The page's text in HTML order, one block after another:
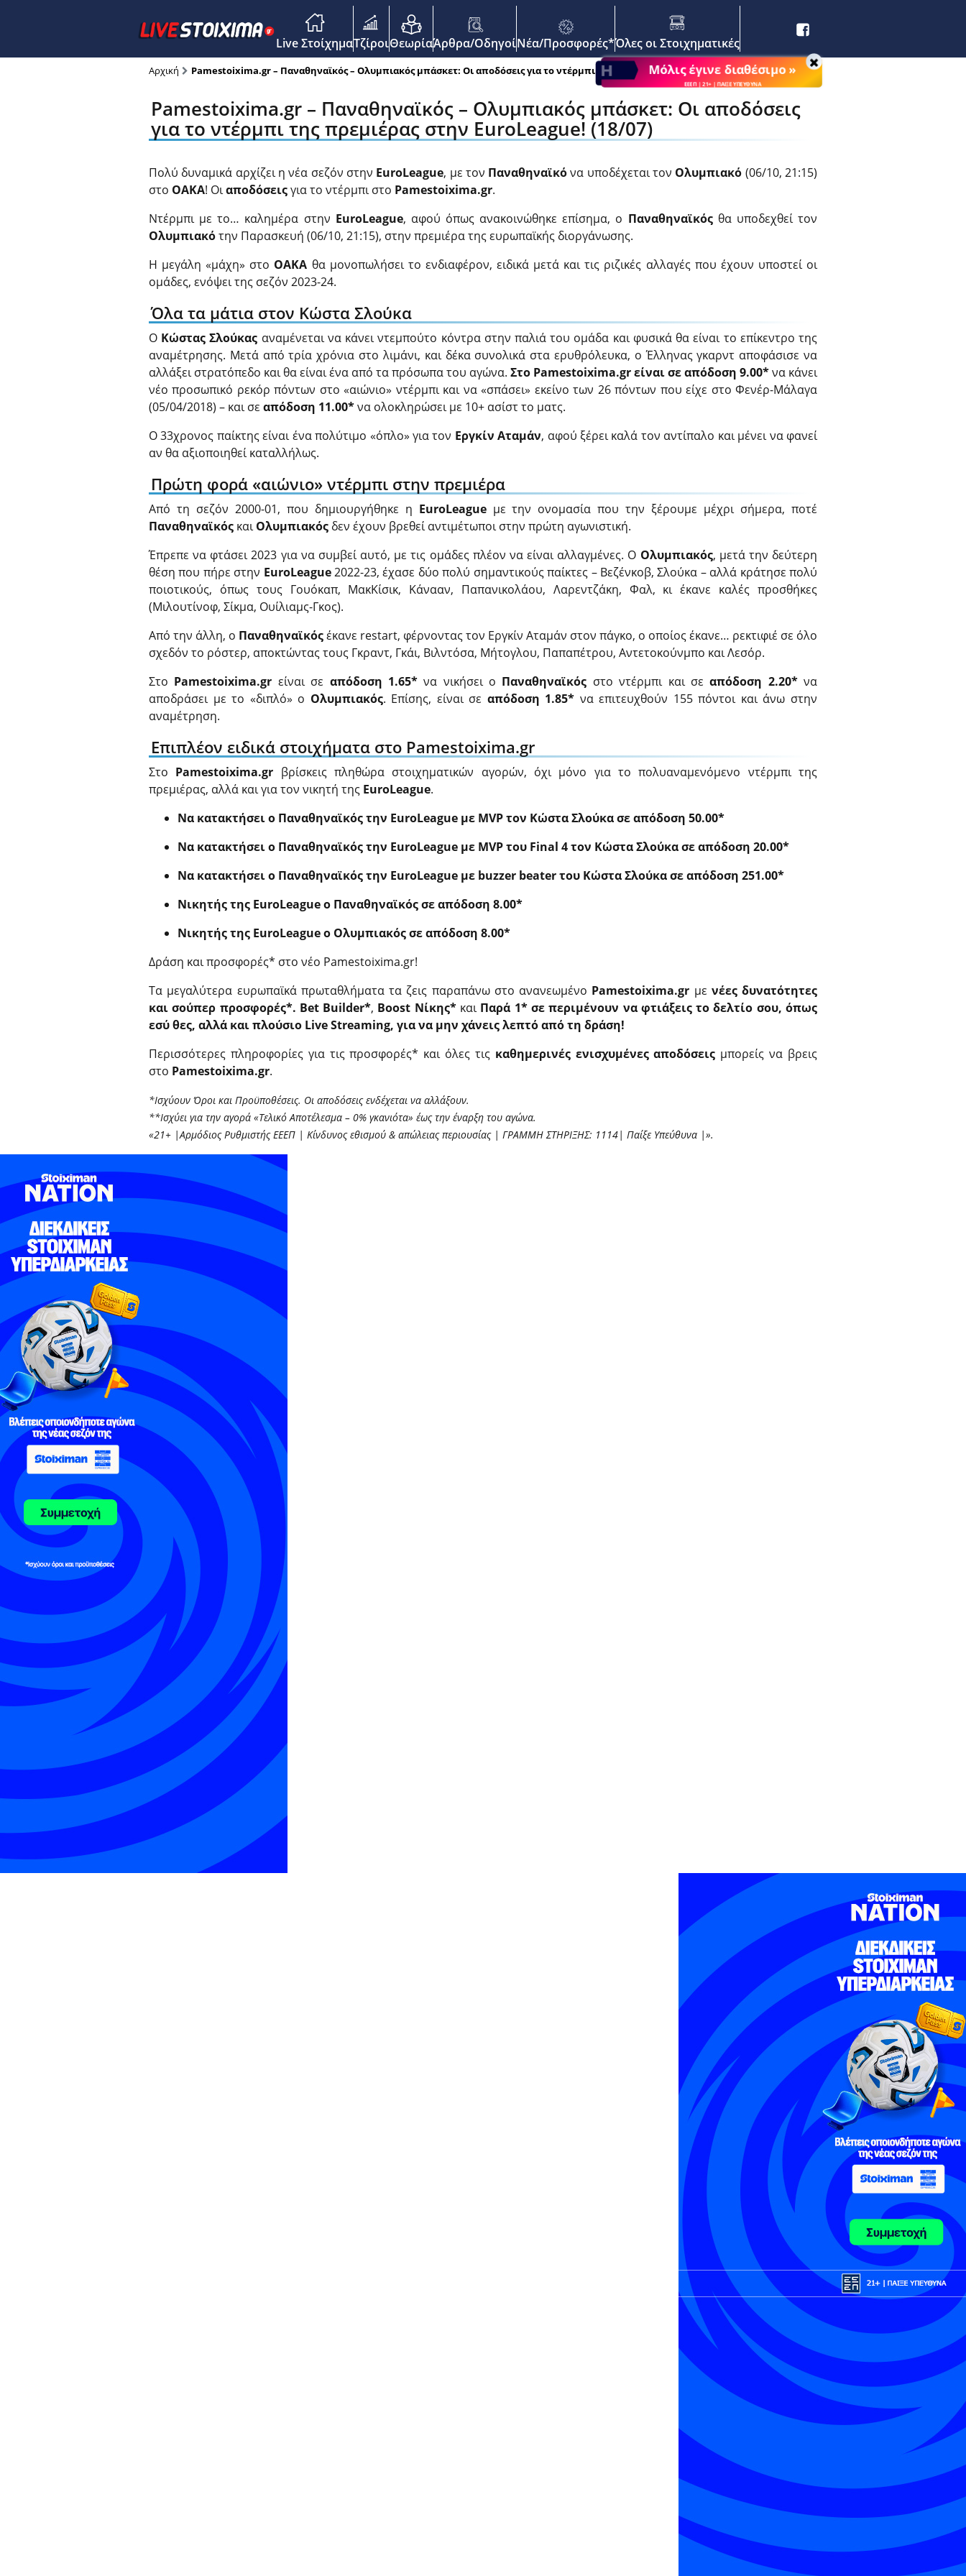
Main Menu
Live ΣτοίχημαΤζίροιΘεωρίαΆρθρα/ΟδηγοίΝέα/Προσφορές*Όλες οι Στοιχηματικές
Μόλις έγινε διαθέσιμο »
ΕΕΕΠ | 21+ | ΠΑΙΞΕ ΥΠΕΥΘΥΝΑ
Αρχική Pamestoixima.gr – Παναθηναϊκός – Ολυμπιακός μπάσκετ: Οι αποδόσεις για το ντέρμπι της πρεμιέρας στην EuroLeague! (18/07)
Pamestoixima.gr – Παναθηναϊκός – Ολυμπιακός μπάσκετ: Οι αποδόσεις
για το ντέρμπι της πρεμιέρας στην EuroLeague! (18/07)
Πολύ δυναμικά αρχίζει η νέα σεζόν στην EuroLeague, με τον Παναθηναϊκόνα υποδέχεται τον Ολυμπιακό (06/10, 21:15)
στο ΟΑΚΑ! Οιαποδόσειςγια το ντέρμπι στο Pamestoixima.gr.
Ντέρμπι με το… καλημέρα στην EuroLeague, αφού όπως ανακοινώθηκε επίσημα, ο Παναθηναϊκόςθα υποδεχθεί τον
Ολυμπιακότην Παρασκευή (06/10, 21:15), στην πρεμιέρα της ευρωπαϊκής διοργάνωσης.
Η μεγάλη «μάχη» στο ΟΑΚΑ θα μονοπωλήσει το ενδιαφέρον, ειδικά μετά και τις ριζικές αλλαγές που έχουν υποστεί οι
ομάδες, ενόψει της σεζόν 2023-24.
Όλα τα μάτια στον Κώστα Σλούκα
Ο Κώστας Σλούκας αναμένεται να κάνει ντεμπούτο κόντρα στην παλιά του ομάδα και φυσικά θα είναι το επίκεντρο της
αναμέτρησης. Μετά από τρία χρόνια στο λιμάνι, και δέκα συνολικά στα ερυθρόλευκα, ο Έλληνας γκαρντ αποφάσισε να
αλλάξει στρατόπεδο και θα είναι ένα από τα πρόσωπα του αγώνα. Στο Pamestoixima.gr είναι σε απόδοση 9.00*να κάνει
νέο προσωπικό ρεκόρ πόντων στο «αιώνιο» ντέρμπι και να «σπάσει» εκείνο των 26 πόντων που είχε στο Φενέρ-Μάλαγα
(05/04/2018) – και σε απόδοση 11.00*να ολοκληρώσει με 10+ ασίστ το ματς.
Ο 33χρονος παίκτης είναι ένα πολύτιμο «όπλο» για τον Εργκίν Αταμάν, αφού ξέρει καλά τον αντίπαλο και μένει να φανεί
αν θα αξιοποιηθεί καταλλήλως.
Πρώτη φορά «αιώνιο» ντέρμπι στην πρεμιέρα
Από τη σεζόν 2000-01, που δημιουργήθηκε η EuroLeagueμε την ονομασία που την ξέρουμε μέχρι σήμερα, ποτέ
Παναθηναϊκός καιΟλυμπιακός δεν έχουν βρεθεί αντιμέτωποι στην πρώτη αγωνιστική.
Έπρεπε να φτάσει 2023 για να συμβεί αυτό, με τις ομάδες πλέον να είναι αλλαγμένες. Ο Ολυμπιακός, μετά την δεύτερη
θέση που πήρε στην EuroLeague2022-23, έχασε δύο πολύ σημαντικούς παίκτες – Βεζένκοβ, Σλούκα – αλλά κράτησε πολύ
ποιοτικούς, όπως τους Γουόκαπ, ΜακΚίσικ, Κάνααν, Παπανικολάου, Λαρεντζάκη, Φαλ, κι έκανε καλές προσθήκες
(Μιλουτίνοφ, Σίκμα, Ουίλιαμς-Γκος).
Από την άλλη, ο Παναθηναϊκόςέκανε restart, φέρνοντας τον Εργκίν Αταμάν στον πάγκο, ο οποίος έκανε… ρεκτιφιέ σε όλο
σχεδόν το ρόστερ, αποκτώντας τους Γκραντ, Γκάι, Βιλντόσα, Μήτογλου, Παπαπέτρου, Αντετοκούνμπο και Λεσόρ.
Στο Pamestoixima.gr είναι σε απόδοση 1.65*να νικήσει ο Παναθηναϊκός στο ντέρμπι και σεαπόδοση 2.20* να
αποδράσει με το «διπλό» ο Ολυμπιακός. Επίσης, είναι σε απόδοση 1.85* να επιτευχθούν 155 πόντοι και άνω στην
αναμέτρηση.
Επιπλέον ειδικά στοιχήματα στο Pamestoixima.gr
Στο Pamestoixima.gr βρίσκεις πληθώρα στοιχηματικών αγορών, όχι μόνο για το πολυαναμενόμενο ντέρμπι της
πρεμιέρας, αλλά και για τον νικητή της EuroLeague.
Να κατακτήσει ο Παναθηναϊκός την EuroLeague με MVP τον Κώστα Σλούκα σε απόδοση 50.00*
Να κατακτήσει ο Παναθηναϊκός την EuroLeague με MVP του Final 4 τον Κώστα Σλούκα σε απόδοση 20.00*
Να κατακτήσει ο Παναθηναϊκός την EuroLeague με buzzer beater του Κώστα Σλούκα σε απόδοση 251.00*
Νικητής της EuroLeague ο Παναθηναϊκός σε απόδοση 8.00*
Νικητής της EuroLeague ο Ολυμπιακός σε απόδοση 8.00*
Δράση και προσφορές* στο νέο Pamestoixima.gr!
Τα μεγαλύτερα ευρωπαϊκά πρωταθλήματα τα ζεις παραπάνω στο ανανεωμένο Pamestoixima.gr με νέες δυνατότητες
και σούπερ προσφορές*. Bet Builder*, Boost Νίκης*και Παρά 1* σε περιμένουν να φτιάξεις το δελτίο σου, όπως
εσύ θες, αλλά και πλούσιο Live Streaming, για να μην χάνεις λεπτό από τη δράση!
Περισσότερες πληροφορίες για τις προσφορές* και όλες τις καθημερινές ενισχυμένες αποδόσεις μπορείς να βρεις
στο Pamestoixima.gr.
*Ισχύουν Όροι και Προϋποθέσεις. Οι αποδόσεις ενδέχεται να αλλάξουν.
**Ισχύει για την αγορά «Τελικό Αποτέλεσμα – 0% γκανιότα» έως την έναρξη του αγώνα.
«21+ |Αρμόδιος Ρυθμιστής ΕΕΕΠ | Κίνδυνος εθισμού & απώλειας περιουσίας | ΓΡΑΜΜΗ ΣΤΗΡΙΞΗΣ: 1114| Παίξε Υπεύθυνα |».